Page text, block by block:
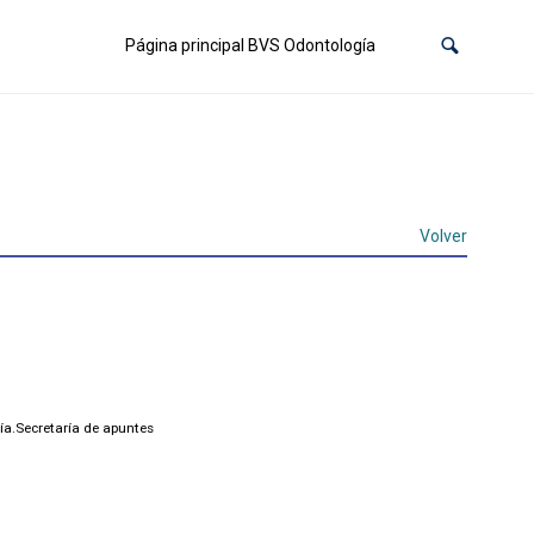
Página principal BVS Odontología
Volver
de apuntes